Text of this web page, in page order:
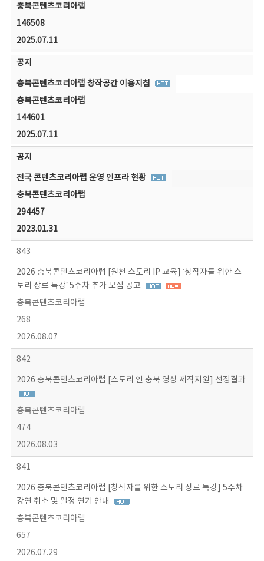
충북콘텐츠코리아랩
146508
2025.07.11
공지
충북콘텐츠코리아랩 창작공간 이용지침
충북콘텐츠코리아랩
144601
2025.07.11
공지
전국 콘텐츠코리아랩 운영 인프라 현황
충북콘텐츠코리아랩
294457
2023.01.31
843
2026 충북콘텐츠코리아랩 [원천 스토리 IP 교육] ‘창작자를 위한 스
토리 장르 특강’ 5주차 추가 모집 공고
충북콘텐츠코리아랩
268
2026.08.07
842
2026 충북콘텐츠코리아랩 [스토리 인 충북 영상 제작지원] 선정결과
충북콘텐츠코리아랩
474
2026.08.03
841
2026 충북콘텐츠코리아랩 [창작자를 위한 스토리 장르 특강] 5주차
강연 취소 및 일정 연기 안내
충북콘텐츠코리아랩
657
2026.07.29